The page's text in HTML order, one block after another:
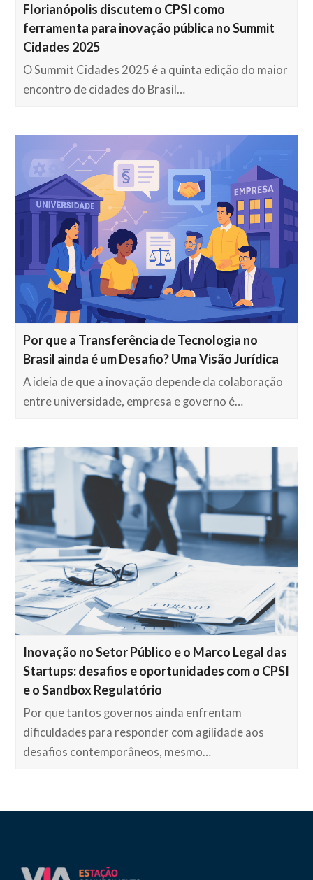
Florianópolis discutem o CPSI como
ferramenta para inovação pública no Summit
Cidades 2025
O Summit Cidades 2025 é a quinta edição do maior
encontro de cidades do Brasil…
Por que a Transferência de Tecnologia no
Brasil ainda é um Desafio? Uma Visão Jurídica
A ideia de que a inovação depende da colaboração
entre universidade, empresa e governo é…
Inovação no Setor Público e o Marco Legal das
Startups: desafios e oportunidades com o CPSI
e o Sandbox Regulatório
Por que tantos governos ainda enfrentam
dificuldades para responder com agilidade aos
desafios contemporâneos, mesmo…